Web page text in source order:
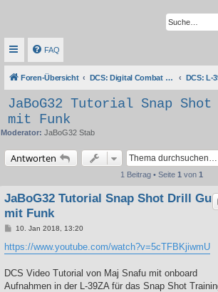
FAQ
Foren-Übersicht DCS: Digital Combat Simulator Series DCS: L-
JaBoG32 Tutorial Snap
mit Funk
Moderator: JaBoG32 Stab
Antworten
1 Beitrag • Seite 1 von 1
JaBoG32 Tutorial Snap Shot Drill
mit Funk
B
i
t
a
g
10. Jan 2018, 13:20
https://www.youtube.com/watch?v=5cTFBKjiwmU
DCS Video Tutorial von Maj Snafu mit onboard
Aufnahmen in der L-39ZA für das Snap Shot